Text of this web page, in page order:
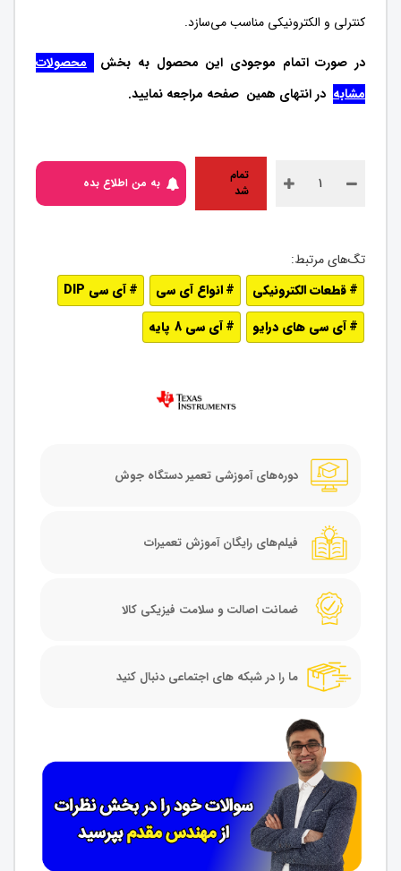
کنترلی و الکترونیکی مناسب می‌سازد.
در صورت اتمام موجودی این محصول به بخش
محصولات
مشابه در انتهای همین صفحه مراجعه نمایید.
تمام
شد
به من اطلاع بده
قطعات الکترونیکی انواع آی سی
آی سی DIP
آی سی های درایو
آی سی 8 پایه
دوره‌های آموزشی تعمیر دستگاه جوش
فیلم‌های رایگان آموزش تعمیرات
ضمانت اصالت و سلامت فیزیکی کالا
ما را در شبکه های اجتماعی دنبال کنید